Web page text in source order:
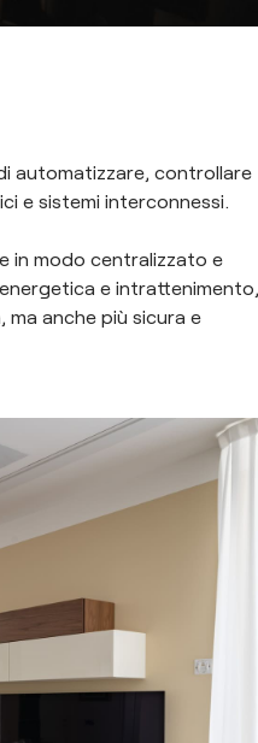
automatizzare, controllare
e sistemi interconnessi.
in modo centralizzato e
e intrattenimento,
anche più sicura e